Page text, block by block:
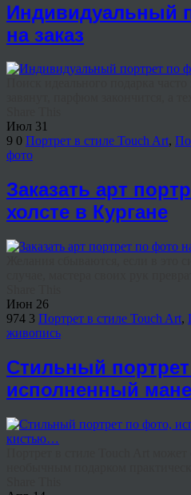
Индивидуальный
на заказ
Июл 31
9 0 Портрет в стиле Touch Art,
фото
Заказать арт
холсте в Кургане
Июн 26
974 3 Портрет в стиле Touch Art,
живопись
Стильный
исполненный